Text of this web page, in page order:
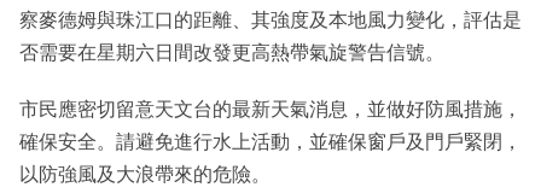
察麥德姆與珠江口的距離、其強度及本地風力變化，評估是
否需要在星期六日間改發更高熱帶氣旋警告信號。
市民應密切留意天文台的最新天氣消息，並做好防風措施，
確保安全。請避免進行水上活動，並確保窗戶及門戶緊閉，
以防強風及大浪帶來的危險。